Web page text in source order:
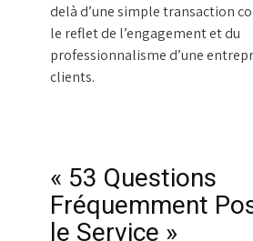
delà d’une simple transaction
le reflet de l’engagement et du
professionnalisme d’une
clients.
« 53 Questions
Fréquemment
le Service »